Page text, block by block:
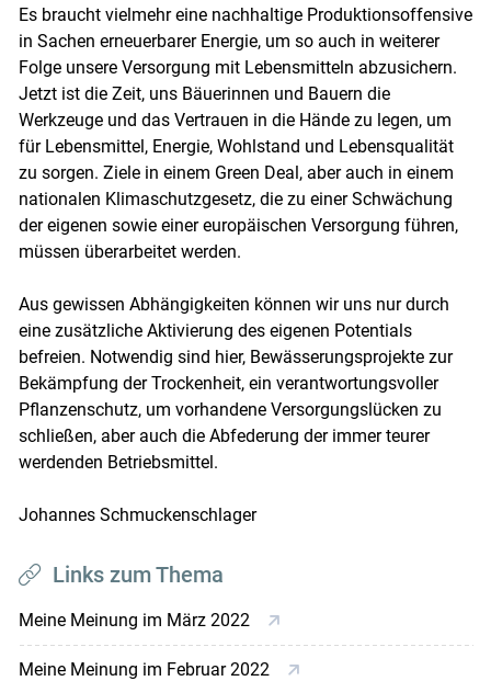
Skip to main content
Es braucht vielmehr eine nachhaltige Produktionsoffensive
in Sachen erneuerbarer Energie, um so auch in weiterer
Folge unsere Versorgung mit Lebensmitteln abzusichern.
Jetzt ist die Zeit, uns Bäuerinnen und Bauern die
Werkzeuge und das Vertrauen in die Hände zu legen, um
für Lebensmittel, Energie, Wohlstand und Lebensqualität
zu sorgen. Ziele in einem Green Deal, aber auch in einem
nationalen Klimaschutzgesetz, die zu einer Schwächung
der eigenen sowie einer europäischen Versorgung führen,
müssen überarbeitet werden.
Aus gewissen Abhängigkeiten können wir uns nur durch
eine zusätzliche Aktivierung des eigenen Potentials
befreien. Notwendig sind hier, Bewässerungsprojekte zur
Bekämpfung der Trockenheit, ein verantwortungsvoller
Pflanzenschutz, um vorhandene Versorgungslücken zu
schließen, aber auch die Abfederung der immer teurer
werdenden Betriebsmittel.
Johannes Schmuckenschlager
Links zum Thema
Meine Meinung im März 2022
Meine Meinung im Februar 2022